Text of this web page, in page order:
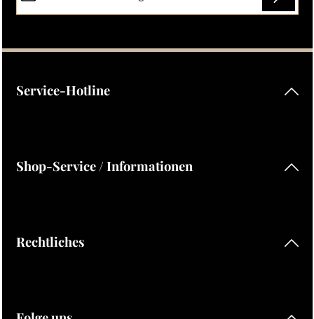
Ich habe dieDatenschutzbestimmungenzur Kenntnis
Service-Hotline
Shop-Service / Informationen
Rechtliches